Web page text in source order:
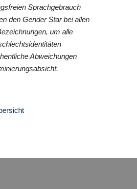
Sprachgebrauch
den Gender Star bei allen
um alle
Abweichungen